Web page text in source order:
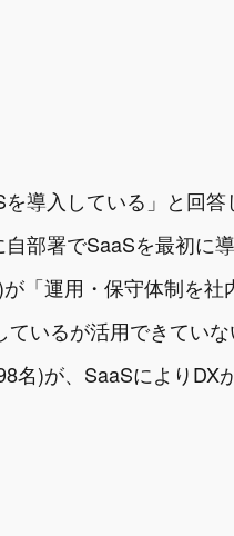
to Japan corporate site
to Japan corporate site
導入している」と回答
部署でSaaSを最初に
「運用・保守体制を
いるが活用できてい
名)が、SaaSによりDX